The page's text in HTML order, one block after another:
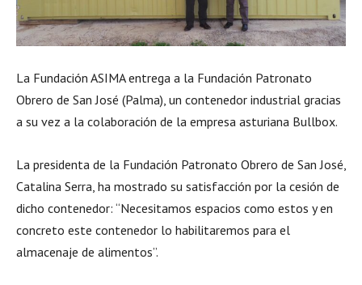
La Fundación ASIMA entrega a la Fundación Patronato
Obrero de San José (Palma), un contenedor industrial gracias
a su vez a la colaboración de la empresa asturiana Bullbox.
La presidenta de la Fundación Patronato Obrero de San José,
Catalina Serra, ha mostrado su satisfacción por la cesión de
dicho contenedor: “Necesitamos espacios como estos y en
concreto este contenedor lo habilitaremos para el
almacenaje de alimentos”.